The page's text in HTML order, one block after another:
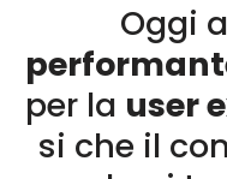
Oggi
per la user
si che il